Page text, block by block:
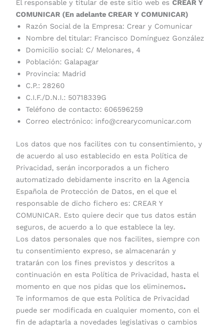
El responsable y titular de este sitio web esCREAR Y
COMUNICAR (En adelante CREAR Y COMUNICAR)
Razón Social de la Empresa: Crear y Comunicar
Nombre del titular: Francisco Domínguez González
Domicilio social: C/ Melonares, 4
Población: Galapagar
Provincia: Madrid
C.P.: 28260
C.I.F./D.N.I.: 50718339G
Teléfono de contacto: 606596259
Correo electrónico: info@crearycomunicar.com
Los datos que nos facilites con tu consentimiento, y
de acuerdo al uso establecido en esta Política de
Privacidad, serán incorporados a un fichero
automatizado debidamente inscrito en la Agencia
Española de Protección de Datos, en el que el
responsable de dicho fichero es: CREAR Y
COMUNICAR. Esto quiere decir que tus datos están
seguros, de acuerdo a lo que establece la ley.
Los datos personales que nos facilites, siempre con
tu consentimiento expreso, se almacenarán y
tratarán con los fines previstos y descritos a
continuación en esta Política de Privacidad, hasta el
momento en que nos pidas que los eliminemos.
Te informamos de que esta Política de Privacidad
puede ser modificada en cualquier momento, con el
fin de adaptarla a novedades legislativas o cambios